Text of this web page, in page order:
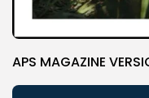
APS MAGAZINE